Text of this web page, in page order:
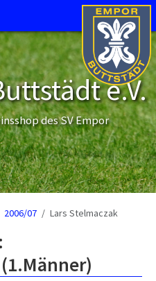
e.V.
des SV Empor
2006/07 Lars Stelmaczak